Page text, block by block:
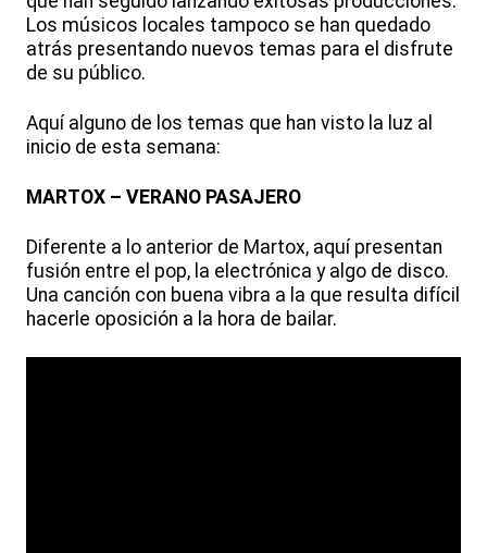
Los músicos locales tampoco se han quedado
atrás presentando nuevos temas para el disfrute
de su público.
Aquí alguno de los temas que han visto la luz al
inicio de esta semana:
MARTOX – VERANO PASAJERO
Diferente a lo anterior de Martox, aquí presentan
fusión entre el pop, la electrónica y algo de disco.
Una canción con buena vibra a la que resulta difícil
hacerle oposición a la hora de bailar.